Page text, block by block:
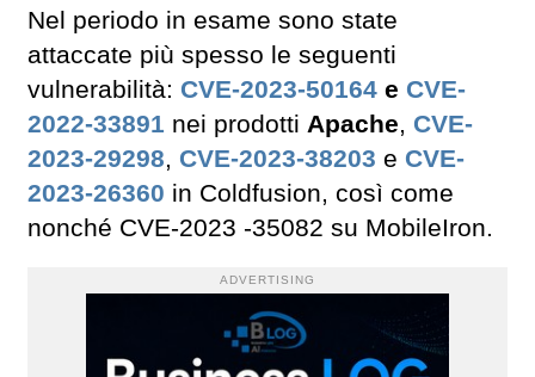
Nel periodo in esame sono state
attaccate più spesso le seguenti
vulnerabilità: CVE-2023-50164 e CVE-
2022-33891 nei prodotti Apache, CVE-
2023-29298, CVE-2023-38203 e CVE-
2023-26360 in Coldfusion, così come
nonché CVE-2023 -35082 su MobileIron.
ADVERTISING